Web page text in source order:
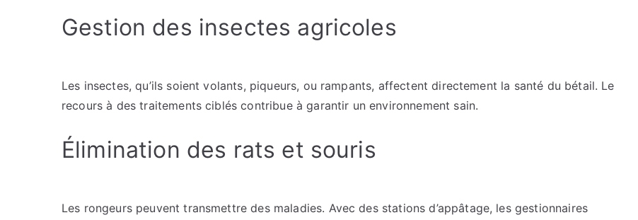
Gestion des insectes agricoles
Les insectes, qu’ils soient volants, piqueurs, ou rampants, affectent directement la santé du bétail. Le
recours à des traitements ciblés contribue à garantir un environnement sain.
Élimination des rats et souris
Les rongeurs peuvent transmettre des maladies. Avec des stations d’appâtage, les gestionnaires